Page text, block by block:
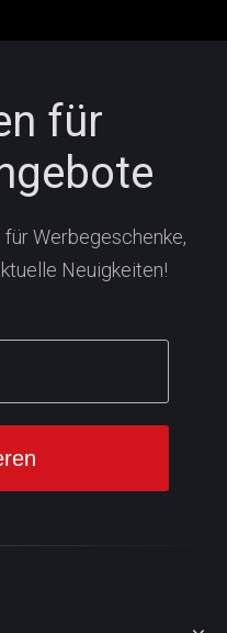
für
Werbegeschenke,
Neuigkeiten!